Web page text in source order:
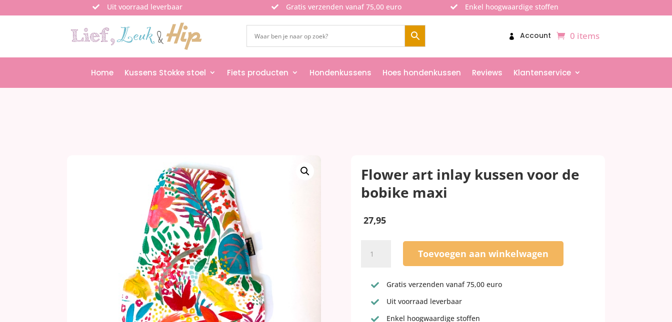
 Uit voorraad leverbaar  Gratis verzenden vanaf 75,00 euro  Enkel hoogwaardige stoffen
Account 0 items
Home Kussens Stokke stoel Fiets producten Hondenkussens Hoes hondenkussen Reviews Klantenservice
Flower art inlay kussen voor de
bobike maxi
27,95
voor
bobike
Toevoegen aan winkelwagen
 Gratis verzenden vanaf 75,00 euro
 Uit voorraad leverbaar
 Enkel hoogwaardige stoffen